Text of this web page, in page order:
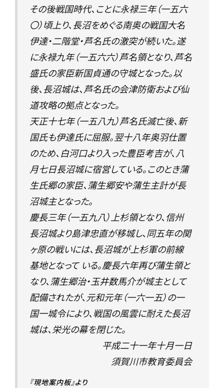
その後戦国時代、ことに永禄三年（一五六
〇）頃上り、長沼をめぐる南奥の戦国大名
伊達・二階堂・芦名氏の激突が続いた。遂
に永禄九年（一五六六）芦名領となり、芦名
盛氏の家臣新国貞通の守城となった。以
後、長沼城は、芦名氏の会津防衛および仙
道攻略の拠点となった。
天正十七年（一五八九）芦名氏滅亡後、新
国氏も伊達氏に屈服。翌十八年奥羽仕置
のため、白河口より入った豊臣考吉が、八
月七日長沼城に宿営している。このとき蒲
生氏郷の家臣、蒲生郷安や蒲生主計が長
沼城主となった。
慶長三年（一五九八）上杉領となり、信州
長沼城より島津忠直が移城し、同五年の関
ヶ原の戦いには、長沼城が上杉軍の前線
基地となって いる。慶長六年再び蒲生領と
なり、蒲生郷治・玉井数馬介が城主として
配備されたが、元和元年（一六一五）の一
国一城令により、戦国の風雲に耐えた長沼
城は、栄光の幕を閉じた。
平成二十一年十月一日
須賀川市教育委員会
『現地案内板』より